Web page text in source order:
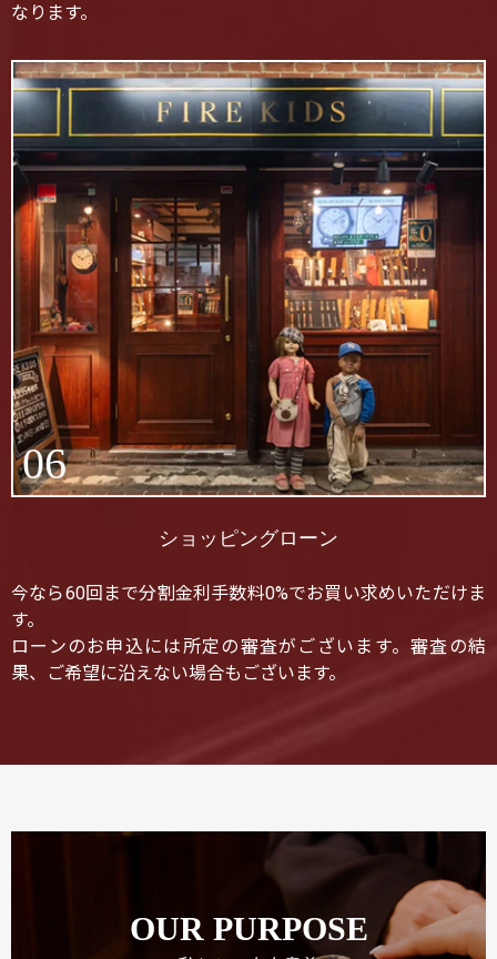
なります。
06
ショッピングローン
今なら60回まで分割金利手数料0%でお買い求めいただけま
す。
ローンのお申込には所定の審査がございます。審査の結
果、ご希望に沿えない場合もございます。
OUR PURPOSE